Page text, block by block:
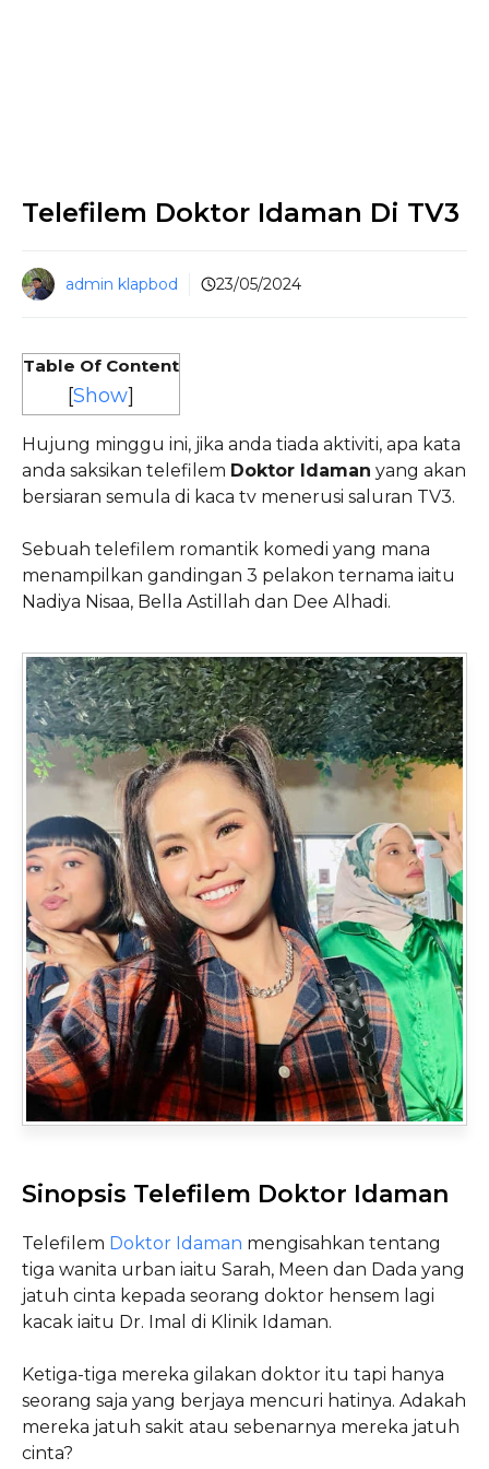
Telefilem Doktor Idaman Di TV3
admin klapbod 23/05/2024
Table Of Content
[Show]
Hujung minggu ini, jika anda tiada aktiviti, apa kata
anda saksikan telefilem Doktor Idaman yang akan
bersiaran semula di kaca tv menerusi saluran TV3.
Sebuah telefilem romantik komedi yang mana
menampilkan gandingan 3 pelakon ternama iaitu
Nadiya Nisaa, Bella Astillah dan Dee Alhadi.
Sinopsis Telefilem Doktor Idaman
Telefilem Doktor Idaman mengisahkan tentang
tiga wanita urban iaitu Sarah, Meen dan Dada yang
jatuh cinta kepada seorang doktor hensem lagi
kacak iaitu Dr. Imal di Klinik Idaman.
Ketiga-tiga mereka gilakan doktor itu tapi hanya
seorang saja yang berjaya mencuri hatinya. Adakah
mereka jatuh sakit atau sebenarnya mereka jatuh
cinta?